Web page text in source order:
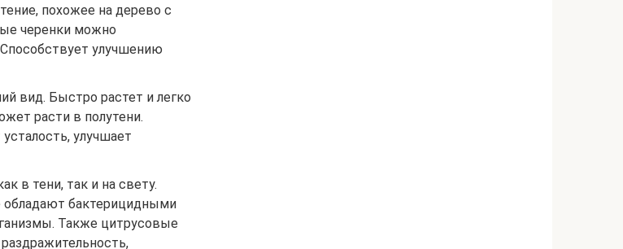
похожее на дерево с
черенки можно
улучшению
вид. Быстро растет и легко
расти в полутени.
улучшает
в тени, так и на свету.
бактерицидными
Также цитрусовые